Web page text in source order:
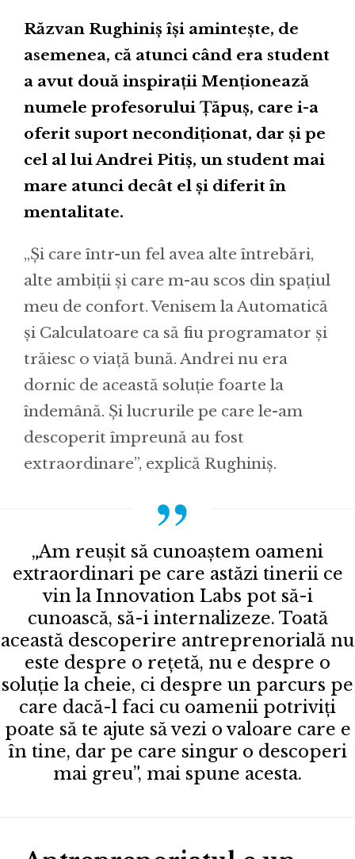
Răzvan Rughiniș își amintește, de
asemenea, că atunci când era student
a avut două inspirații Menționează
numele profesorului Țăpuș, care i-a
oferit suport necondiționat, dar și pe
cel al lui Andrei Pitiș, un student mai
mare atunci decât el și diferit în
mentalitate.
„Și care într-un fel avea alte întrebări,
alte ambiții și care m-au scos din spațiul
meu de confort. Venisem la Automatică
și Calculatoare ca să fiu programator și
trăiesc o viață bună. Andrei nu era
dornic de această soluție foarte la
îndemână. Și lucrurile pe care le-am
descoperit împreună au fost
extraordinare”, explică Rughiniș.
„Am reușit să cunoaștem oameni
extraordinari pe care astăzi tinerii ce
vin la Innovation Labs pot să-i
cunoască, să-i internalizeze. Toată
această descoperire antreprenorială nu
este despre o rețetă, nu e despre o
soluție la cheie, ci despre un parcurs pe
care dacă-l faci cu oamenii potriviți
poate să te ajute să vezi o valoare care e
în tine, dar pe care singur o descoperi
mai greu”, mai spune acesta.